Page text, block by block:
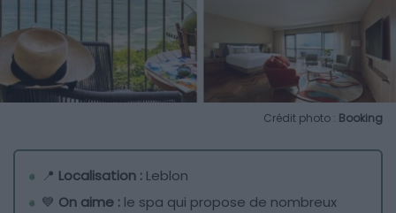
Crédit photo : Booking
📍 Localisation : Leblon
💙 On aime : le spa qui propose de nombreux